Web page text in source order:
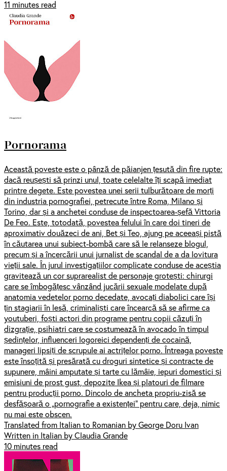
11 minutes read
Pornorama
Această poveste este o pânză de păianjen țesută din fire rupte:
dacă reușești să prinzi unul, toate celelalte îți scapă imediat
printre degete. Este povestea unei serii tulburătoare de morți
din industria pornografiei, petrecute între Roma, Milano și
Torino, dar și a anchetei conduse de inspectoarea-șefă Vittoria
De Feo. Este, totodată, povestea felului în care doi tineri de
aproximativ douăzeci de ani, Bet și Teo, ajung pe aceeași pistă
în căutarea unui subiect-bombă care să le relanseze blogul,
precum și a încercării unui jurnalist de scandal de a da lovitura
vieții sale. În jurul investigațiilor complicate conduse de aceștia
gravitează un cor suprarealist de personaje grotești: chirurgi
care se îmbogățesc vânzând jucării sexuale modelate după
anatomia vedetelor porno decedate, avocați diabolici care își
țin stagiarii în lesă, criminaliști care încearcă să se afirme ca
youtuberi, foști actori din programe pentru copii căzuți în
dizgrație, psihiatri care se costumează în avocado în timpul
ședințelor, influenceri logoreici dependenți de cocaină,
manageri lipsiți de scrupule ai actrițelor porno. Întreaga poveste
este însoțită și presărată cu droguri sintetice și contracte de
supunere, mâini amputate și tarte cu lămâie, iepuri domestici și
emisiuni de prost gust, depozite Ikea și platouri de filmare
pentru producții porno. Dincolo de ancheta propriu-zisă se
desfășoară o „pornografie a existenței” pentru care, deja, nimic
nu mai este obscen.
Translated from Italian to Romanian by George Doru Ivan
Written in Italian by Claudia Grande
10 minutes read